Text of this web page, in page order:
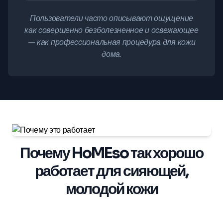
Пользователи часто описывают ощущение
как совершенно безболезненное и освежающее
— как профессиональная процедура для кожи
дома.
Почему HoMEso так хорошо
работает для сияющей,
молодой кожи